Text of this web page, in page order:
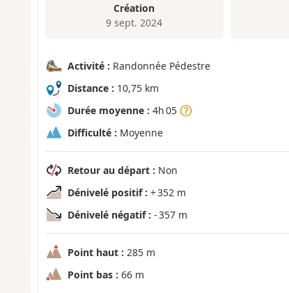
Création
9 sept. 2024
Activité : Randonnée Pédestre
Distance : 10,75 km
Durée moyenne : 4h 05
Difficulté : Moyenne
Retour au départ : Non
Dénivelé positif : + 352 m
Dénivelé négatif : - 357 m
Point haut : 285 m
Point bas : 66 m